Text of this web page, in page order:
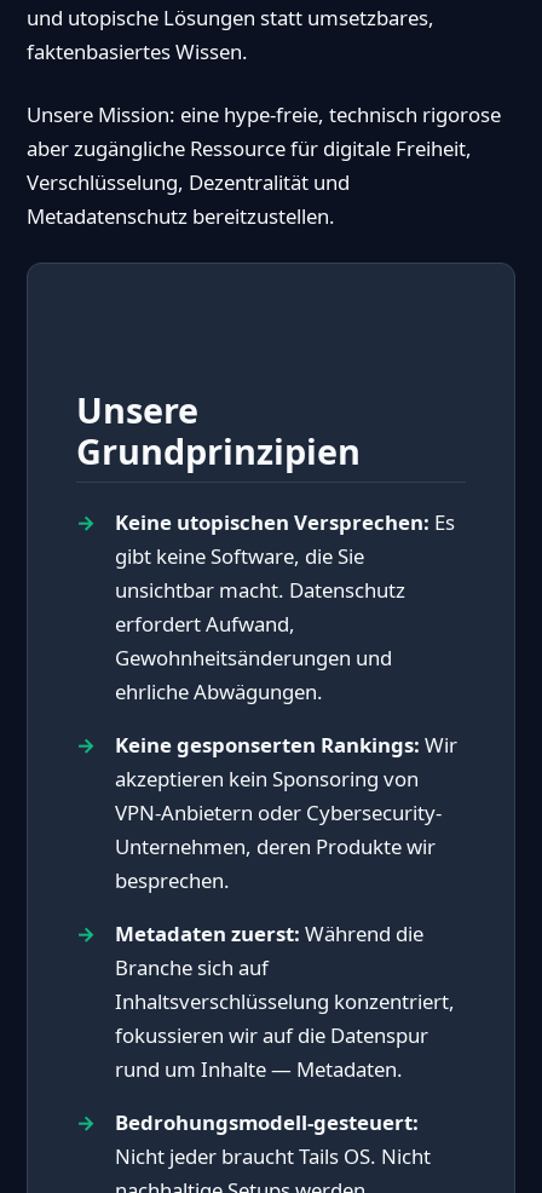
und utopische Lösungen statt umsetzbares,
faktenbasiertes Wissen.
Unsere Mission: eine hype-freie, technisch rigorose
aber zugängliche Ressource für digitale Freiheit,
Verschlüsselung, Dezentralität und
Metadatenschutz bereitzustellen.
Unsere
Grundprinzipien
Keine utopischen Versprechen: Es
gibt keine Software, die Sie
unsichtbar macht. Datenschutz
erfordert Aufwand,
Gewohnheitsänderungen und
ehrliche Abwägungen.
Keine gesponserten Rankings: Wir
akzeptieren kein Sponsoring von
VPN-Anbietern oder Cybersecurity-
Unternehmen, deren Produkte wir
besprechen.
Metadaten zuerst: Während die
Branche sich auf
Inhaltsverschlüsselung konzentriert,
fokussieren wir auf die Datenspur
rund um Inhalte — Metadaten.
Bedrohungsmodell-gesteuert:
Nicht jeder braucht Tails OS. Nicht